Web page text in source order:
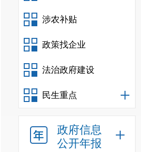
涉农补贴
政策找企业
法治政府建设
民生重点
政府信息
公开年报